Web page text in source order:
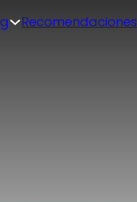
Recomendaciones